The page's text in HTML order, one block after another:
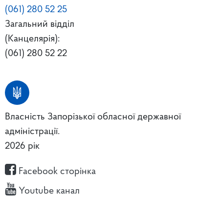
(061) 280 52 25
Загальний відділ
(Канцелярія):
(061) 280 52 22
Власність Запорізької обласної державної
адміністрації.
2026 рік
Facebook сторінка
Youtube канал